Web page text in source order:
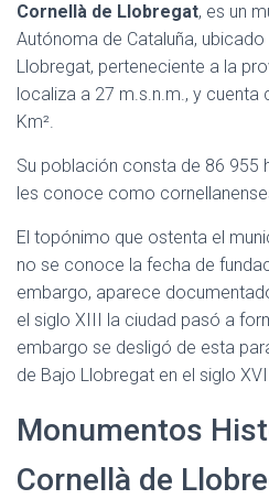
Cornellà de Llobregat, es un
Autónoma de Cataluña,
Llobregat, perteneciente a la
localiza a 27 m.s.n.m., y cuenta
Km².
Su población consta de 86 955
les conoce como
El topónimo que ostenta el
no se conoce la fecha de
embargo, aparece
el siglo XIII la ciudad pasó a
embargo se desligó de esta
de Bajo Llobregat en el siglo
Monumentos
Cornellà de